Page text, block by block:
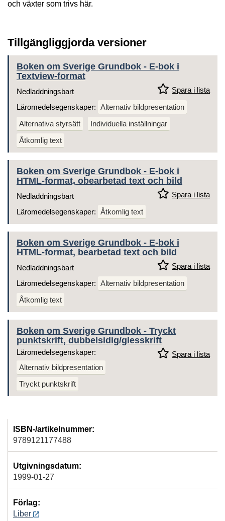
och växter som trivs här.
Tillgängliggjorda versioner
Boken om Sverige Grundbok - E-bok i
Textview-format
Spara i lista
Nedladdningsbart
Läromedelsegenskaper: Alternativ bildpresentation
Alternativa styrsätt
Individuella inställningar
Åtkomlig text
Boken om Sverige Grundbok - E-bok i
HTML-format, obearbetad text och bild
Spara i lista
Nedladdningsbart
Läromedelsegenskaper: Åtkomlig text
Boken om Sverige Grundbok - E-bok i
HTML-format, bearbetad text och bild
Spara i lista
Nedladdningsbart
Läromedelsegenskaper: Alternativ bildpresentation
Åtkomlig text
Boken om Sverige Grundbok - Tryckt
punktskrift, dubbelsidig/glesskrift
Spara i lista
Läromedelsegenskaper:
Alternativ bildpresentation
Tryckt punktskrift
ISBN-/artikelnummer:
9789121177488
Utgivningsdatum:
1999-01-27
Förlag:
Liber